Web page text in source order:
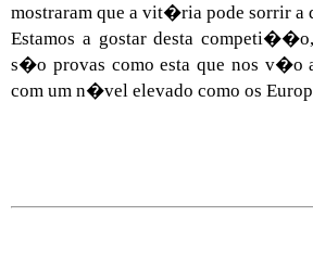
mostraram que a vit�ria pode sorrir a
Estamos a gostar desta
s�o provas como esta que nos
com um n�vel elevado como os